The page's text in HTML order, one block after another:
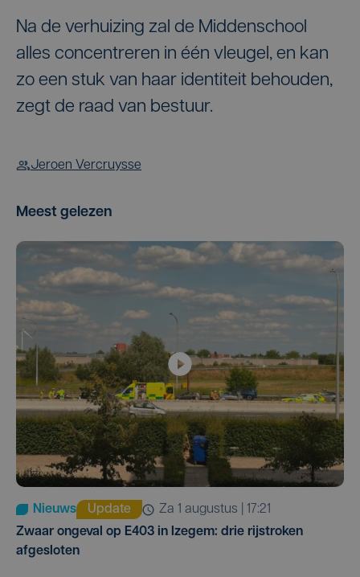
Na de verhuizing zal de Middenschool
alles concentreren in één vleugel, en kan
zo een stuk van haar identiteit behouden,
zegt de raad van bestuur.
Jeroen Vercruysse
Meest gelezen
Nieuws Update
za 1 augustus | 17:21
Zwaar ongeval op E403 in Izegem: drie rijstroken
afgesloten